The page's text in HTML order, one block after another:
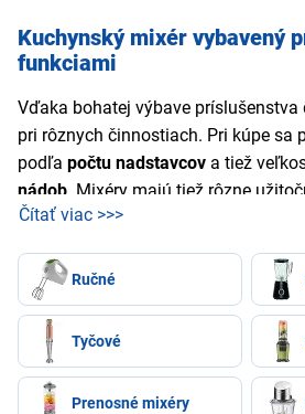
Kuchynský mixér vybavený
funkciami
Vďaka bohatej výbave
pri rôznych činnostiach. Pri kúpe sa
podľa počtu nadstavcov a tiež
nádob . Mixéry majú tiež rôzne
zjednodušia ich používanie. Medzi
prehriatiu, pulzný spínač, indukčný
vákuovanie.
Čítať viac >>>
Ručné
Tyčové
Prenosné mixéry